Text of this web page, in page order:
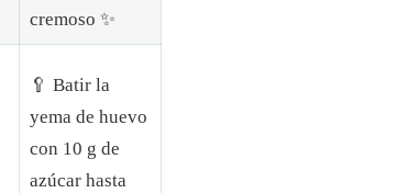
cremoso ✨
🥄 Batir la
yema de huevo
con 10 g de
azúcar hasta